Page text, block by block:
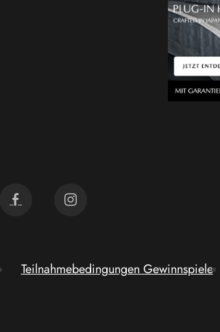
Teilnahmebedingungen Gewinnspiele